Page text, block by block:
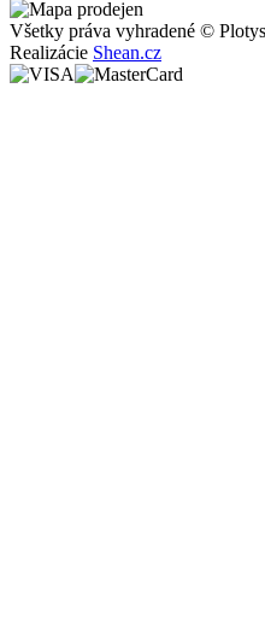
Všetky práva vyhradené ©
Realizácie Shean.cz